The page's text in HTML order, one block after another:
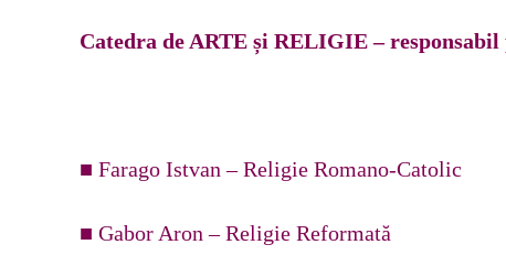
Catedra de ARTE și RELIGIE –
■ Farago Istvan – Religie Romano-Catolic
■ Gabor Aron – Religie Reformată